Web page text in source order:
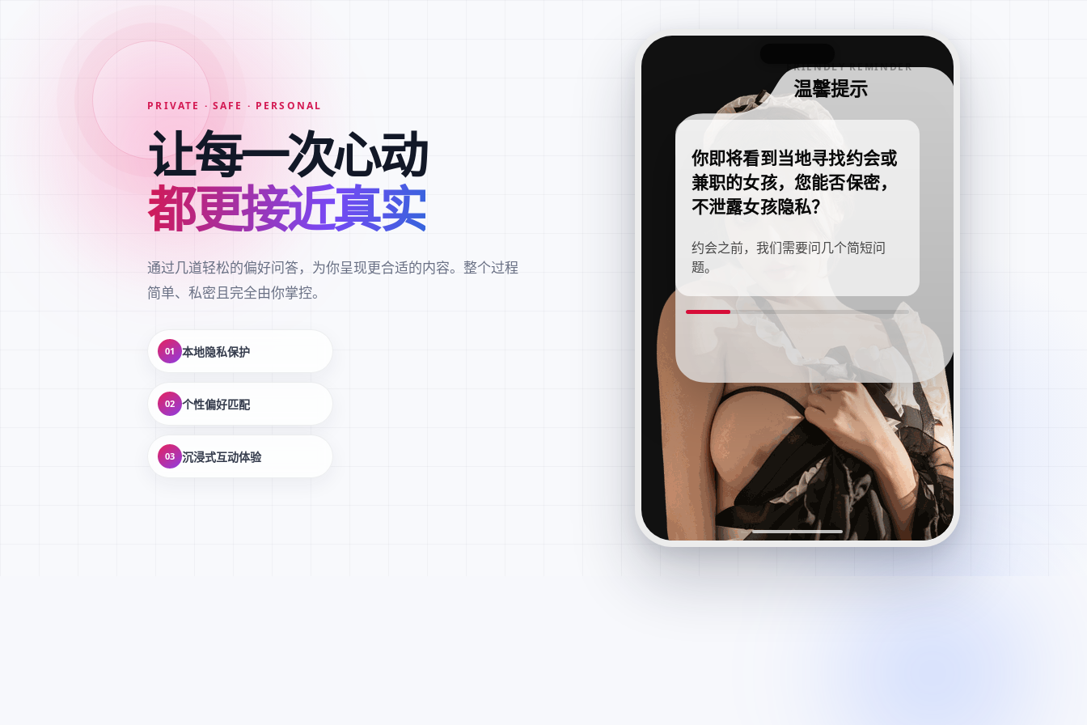
PRIVATE · SAFE · PERSONAL
让每一次心动
都更接近真实
通过几道轻松的偏好问答，为你呈现更合适的内容。整个过程
简单、私密且完全由你掌控。
01 本地隐私保护
02 个性偏好匹配
03 沉浸式互动体验
FRIENDLY REMINDER
温馨提示
你即将看到当地寻找约会或
兼职的女孩，您能否保密，
不泄露女孩隐私？
约会之前，我们需要问几个简短问
题。